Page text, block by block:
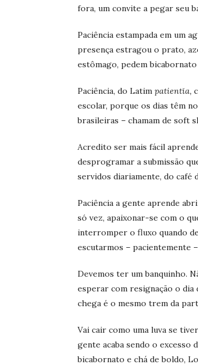
fora, um convite a pegar seu
Paciência estampada em um
presença estragou o prato,
estômago, pedem
Paciência, do Latim patientĭa,
escolar, porque os dias têm
brasileiras – chamam de soft
Acredito ser mais fácil
desprogramar a submissão
servidos diariamente, do café
Paciência a gente aprende
só vez, apaixonar-se com o
interromper o fluxo quando
escutarmos – pacientemente
Devemos ter um banquinho.
esperar com resignação o dia
chega é o mesmo trem da
Vai cair como uma luva se
gente acaba sendo o
bicabornato e chá de boldo,